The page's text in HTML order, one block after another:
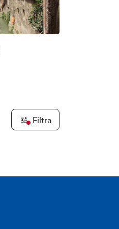
Filtra